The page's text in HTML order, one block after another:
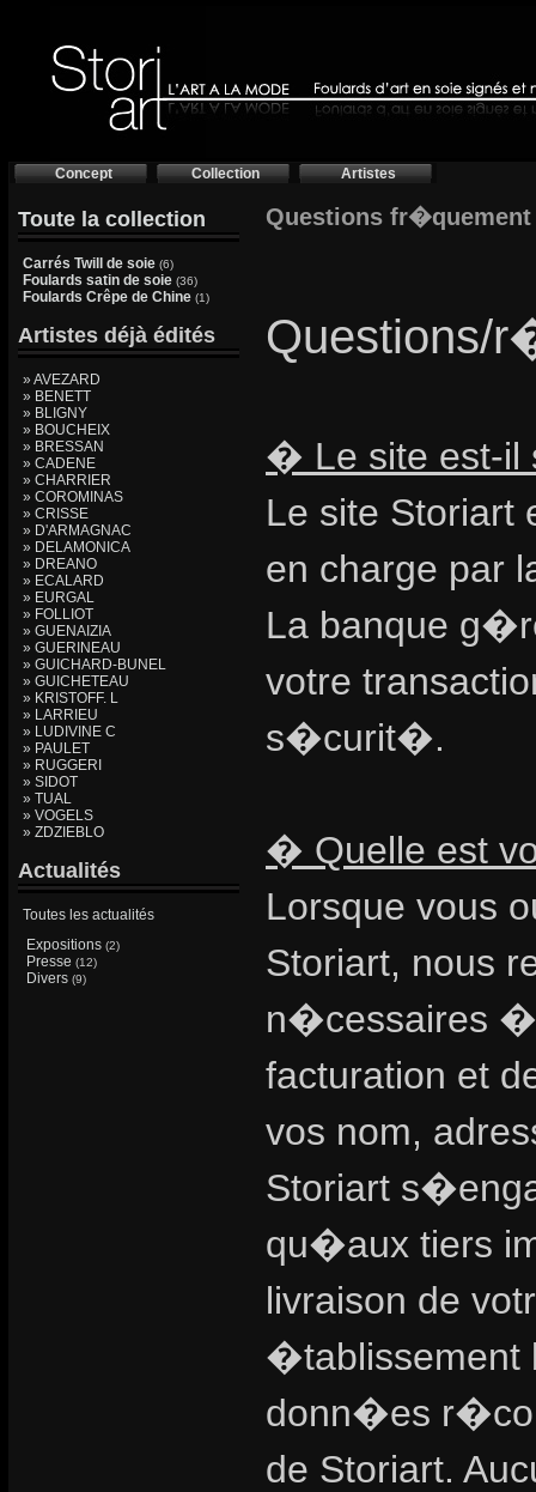
Concept Collection Artistes
Toute la collection
Carrés Twill de soie (6)
Foulards satin de soie (36)
Foulards Crêpe de Chine (1)
Artistes déjà édités
» AVEZARD
» BENETT
» BLIGNY
» BOUCHEIX
» BRESSAN
» CADENE
» CHARRIER
» COROMINAS
» CRISSE
» D'ARMAGNAC
» DELAMONICA
» DREANO
» ECALARD
» EURGAL
» FOLLIOT
» GUENAIZIA
» GUERINEAU
» GUICHARD-BUNEL
» GUICHETEAU
» KRISTOFF. L
» LARRIEU
» LUDIVINE C
» PAULET
» RUGGERI
» SIDOT
» TUAL
» VOGELS
» ZDZIEBLO
Actualités
Toutes les actualités
Expositions (2)
Presse (12)
Divers (9)
Questions
Questions/
� Le site est-
Le site
en charge par
La banque
votre
s�curit�.
� Quelle est
Lorsque vous
Storiart, nous
n�cessaires �
facturation et
vos nom,
Storiart
qu�aux tiers
livraison de
�tablissement
donn�es
de Storiart.